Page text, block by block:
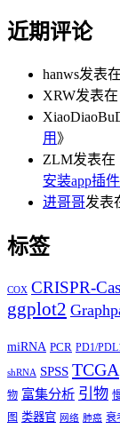
近期评论
hanws发表
XRW发表
用 》
ZLM发表在
安装app插件
进哥哥发表
标签
COX CRISPR-
ggplot2
miRNA PCR PD1/
shRNA SPSS TCGA
物 富集分析 引物
图 类器官 网络 肺癌 衰